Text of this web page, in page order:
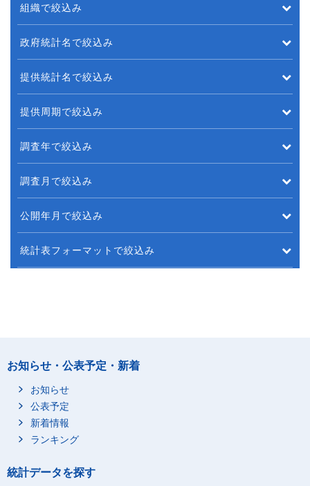
組織で絞込み
政府統計名で絞込み
提供統計名で絞込み
提供周期で絞込み
調査年で絞込み
調査月で絞込み
公開年月で絞込み
統計表フォーマットで絞込み
お知らせ・公表予定・新着
お知らせ
公表予定
新着情報
ランキング
統計データを探す